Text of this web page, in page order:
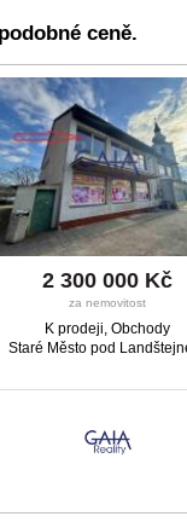
ceně.
2 300 000 Kč
za nemovitost
K prodeji, Obchody
Staré Město pod